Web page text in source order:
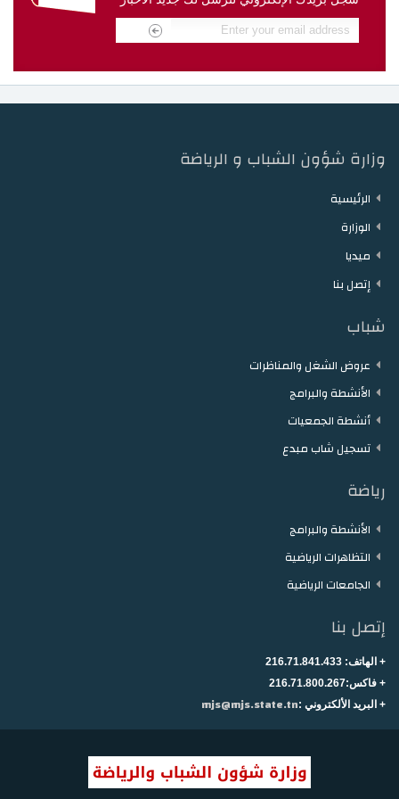
دار الشباب توزر دار الشباب دقاش دار الشباب نفطة
وزارة شؤون الشباب و الرياضة
الرئيسية
الوزارة
ميديا
إتصل بنا
شباب
عروض الشغل والمناظرات
الأنشطة والبرامج
أنشطة الجمعيات
تسجيل شاب مبدع
رياضة
الأنشطة والبرامج
التظاهرات الرياضية
الجامعات الرياضية
إتصل بنا
+ الهاتف: 216.71.841.433
+ فاكس:216.71.800.267
+ البريد الألكتروني :mjs@mjs.state.tn